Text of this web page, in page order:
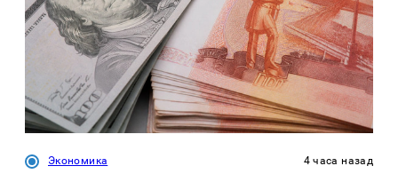
Экономика 4 часа назад